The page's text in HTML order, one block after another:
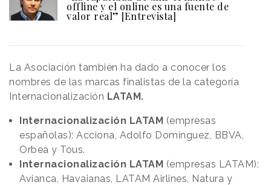
offline y el online es una fuente de
valor real” [Entrevista]
La Asociación también ha dado a conocer los
nombres de las marcas finalistas de la categoría
Internacionalización LATAM.
Internacionalización LATAM (empresas
españolas): Acciona, Adolfo Domínguez, BBVA,
Orbea y Tous.
Internacionalización LATAM (empresas LATAM):
Avianca, Havaianas, LATAM Airlines, Natura y